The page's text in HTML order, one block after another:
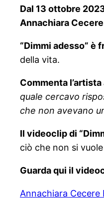
Dal 13 ottobre
Annachiara
“Dimmi adesso” è
della vita.
Commenta
quale cercavo
che non avevano
Il videoclip di
ciò che non si
Guarda qui il
Annachiara Cecere